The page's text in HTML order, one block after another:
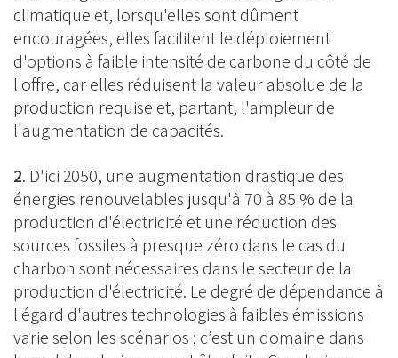
climatique et, lorsqu'elles sont dûment
encouragées, elles facilitent le déploiement
d'options à faible intensité de carbone du côté de
l'offre, car elles réduisent la valeur absolue de la
production requise et, partant, l'ampleur de
l'augmentation de capacités.
2. D'ici 2050, une augmentation drastique des
énergies renouvelables jusqu'à 70 à 85 % de la
production d'électricité et une réduction des
sources fossiles à presque zéro dans le cas du
charbon sont nécessaires dans le secteur de la
production d'électricité. Le degré de dépendance à
l'égard d'autres technologies à faibles émissions
varie selon les scénarios ; c’est un domaine dans